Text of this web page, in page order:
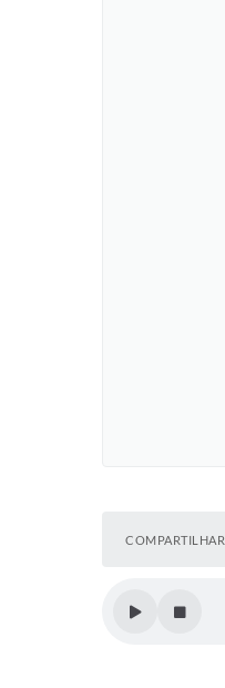
COMPARTILHAR